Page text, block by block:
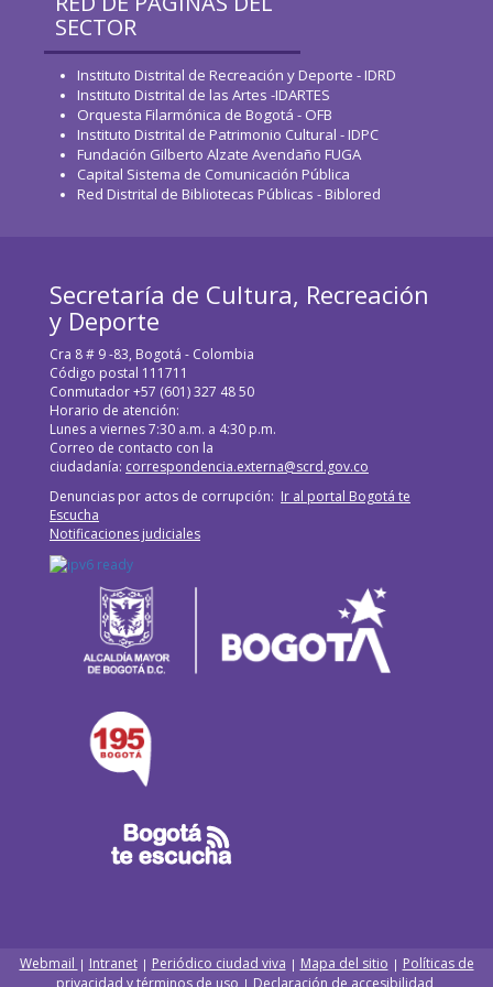
SECTOR
Instituto Distrital de Recreación y Deporte - IDRD
Instituto Distrital de las Artes -IDARTES
Orquesta Filarmónica de Bogotá - OFB
Instituto Distrital de Patrimonio Cultural - IDPC
Fundación Gilberto Alzate Avendaño FUGA
Capital Sistema de Comunicación Pública
Red Distrital de Bibliotecas Públicas - Biblored
Secretaría de Cultura, Recreación
y Deporte
Cra 8 # 9 -83, Bogotá - Colombia
Código postal 111711
Conmutador +57 (601) 327 48 50
Horario de atención:
Lunes a viernes 7:30 a.m. a 4:30 p.m.
Correo de contacto con la
ciudadanía: correspondencia.externa@scrd.gov.co
Denuncias por actos de corrupción: Ir al portal Bogotá te
Escucha
Notificaciones judiciales
Webmail | Intranet| Periódico ciudad viva | Mapa del sitio | Políticas de
|